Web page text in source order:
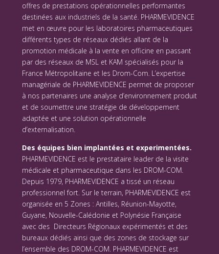
offres de prestations opérationnelles performantes
destinées aux industriels de la santé. PHARMEVIDENCE
met en œuvre pour les laboratoires pharmaceutiques
différents types de réseaux dédiés allant de la
promotion médicale à la vente en officine en passant
par des réseaux de MSL et KAM spécialisés pour la
France Métropolitaine et les Drom-Com. L’expertise
managériale de PHARMEVIDENCE permet de proposer
à nos partenaires une analyse d’environnement produit
et de soumettre une stratégie de développement
adaptée et une solution opérationnelle
d’externalisation.
Des équipes bien implantées et experimentées.
PHARMEVIDENCE est le prestataire leader de la visite
médicale et pharmaceutique dans les DROM-COM.
Depuis 1979, PHARMEVIDENCE a tissé un réseau
professionnel fort. Sur le terrain, PHARMEVIDENCE est
organisée en 5 Zones : Antilles, Réunion-Mayotte,
Guyane, Nouvelle-Calédonie et Polynésie Française
avec des Directeurs Régionaux expérimentés et des
bureaux dédiés ainsi que des zones de stockage sur
l’ensemble des DROM-COM. PHARMEVIDENCE est